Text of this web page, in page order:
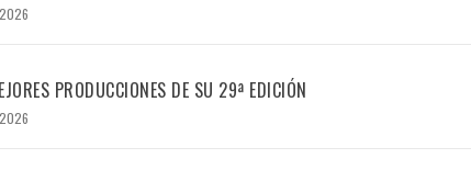
PRODUCCIONES DE SU 29ª EDICIÓN